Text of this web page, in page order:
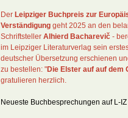
Der Leipziger Buchpreis zur
Verständigung geht 2025 an den
Schriftsteller Alhierd Bacharevič -
im Leipziger Literaturverlag sein
deutscher Übersetzung erschienen
zu bestellen: "Die Elster auf auf dem
gratulieren herzlich.
Neueste Buchbesprechungen auf L-IZ